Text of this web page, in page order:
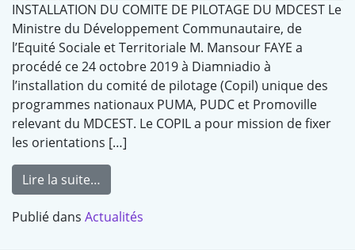
INSTALLATION DU COMITE DE PILOTAGE DU MDCEST Le
Ministre du Développement Communautaire, de
l’Equité Sociale et Territoriale M. Mansour FAYE a
procédé ce 24 octobre 2019 à Diamniadio à
l’installation du comité de pilotage (Copil) unique des
programmes nationaux PUMA, PUDC et Promoville
relevant du MDCEST. Le COPIL a pour mission de fixer
les orientations […]
Lire la suite…
Publié dans Actualités